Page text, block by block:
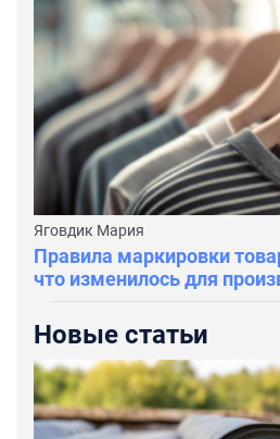
Яговдик Мария
Правила маркировки
что изменилось для
Новые статьи